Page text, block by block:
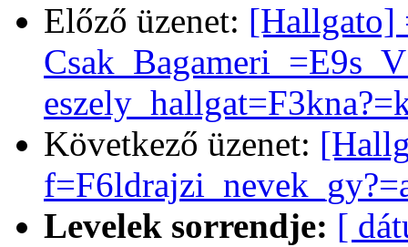
Előző üzenet: [Hallgato]
Következő üzenet:
Levelek sorrendje: [